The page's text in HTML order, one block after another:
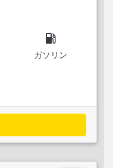
local_gas_station
ガソリン